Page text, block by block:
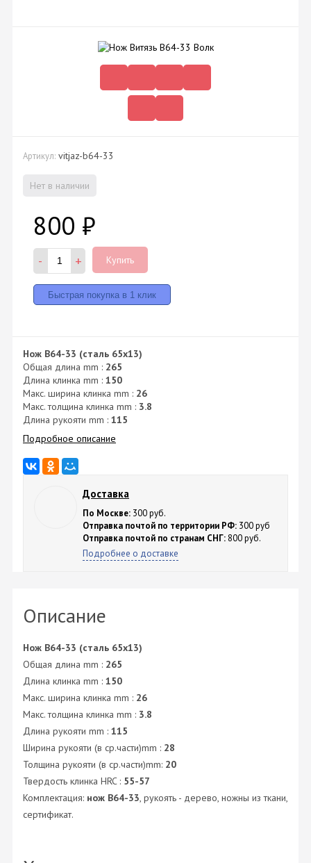
Артикул: vitjaz-b64-33
Нет в наличии
800 ₽
- + Купить
Нож B64-33 (сталь 65x13)
Общая длина mm : 265
Длина клинка mm : 150
Макс. ширина клинка mm : 26
Макс. толщина клинка mm : 3.8
Длина рукояти mm : 115
Подробное описание
Доставка
По Москве: 300 руб.
Отправка почтой по территории РФ: 300 руб
Отправка почтой по странам СНГ: 800 руб.
Подробнее о доставке
Описание
Нож B64-33 (сталь 65x13)
Общая длина mm : 265
Длина клинка mm : 150
Макс. ширина клинка mm : 26
Макс. толщина клинка mm : 3.8
Длина рукояти mm : 115
Ширина рукояти (в ср.части)mm : 28
Толщина рукояти (в ср.части)mm: 20
Твердость клинка HRC : 55-57
Комплектация: нож B64-33, рукоять - дерево, ножны из ткани,
сертификат.